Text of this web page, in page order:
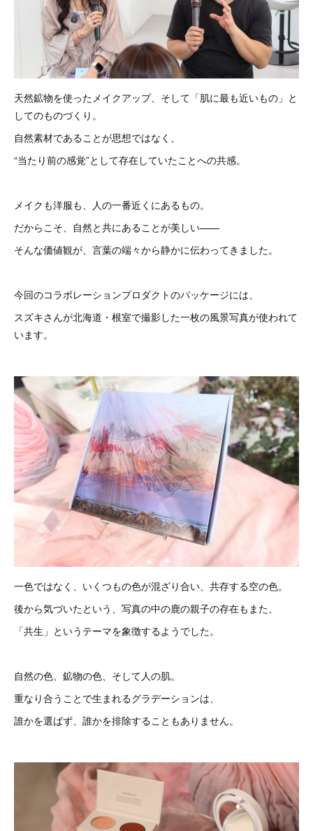
天然鉱物を使ったメイクアップ、そして「肌に最も近いもの」と
してのものづくり。
自然素材であることが思想ではなく、
“当たり前の感覚”として存在していたことへの共感。
メイクも洋服も、人の一番近くにあるもの。
だからこそ、自然と共にあることが美しい——
そんな価値観が、言葉の端々から静かに伝わってきました。
今回のコラボレーションプロダクトのパッケージには、
スズキさんが北海道・根室で撮影した一枚の風景写真が使われて
います。
一色ではなく、いくつもの色が混ざり合い、共存する空の色。
後から気づいたという、写真の中の鹿の親子の存在もまた、
「共生」というテーマを象徴するようでした。
自然の色、鉱物の色、そして人の肌。
重なり合うことで生まれるグラデーションは、
誰かを選ばず、誰かを排除することもありません。